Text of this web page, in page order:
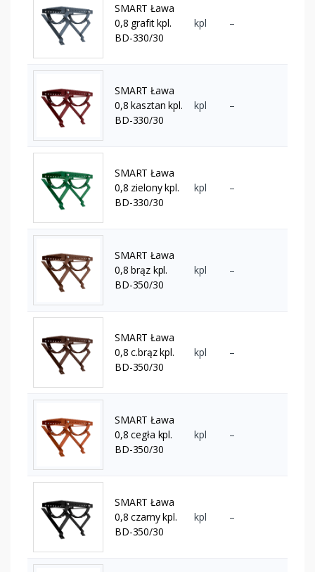
SMART Ława
0,8 grafit kpl.
BD-330/30
kpl –
SMART Ława
0,8 kasztan kpl.
BD-330/30
kpl –
SMART Ława
0,8 zielony kpl.
BD-330/30
kpl –
SMART Ława
0,8 brąz kpl.
BD-350/30
kpl –
SMART Ława
0,8 c.brąz kpl.
BD-350/30
kpl –
SMART Ława
0,8 cegła kpl.
BD-350/30
kpl –
SMART Ława
0,8 czarny kpl.
BD-350/30
kpl –